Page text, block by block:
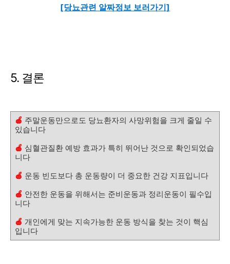
[당뇨관련 알짜정보 보러가기]
5. 결론
🍎 주말운동만으로도 당뇨환자의 사망위험을 크게 줄일 수
있습니다
🍎 심혈관질환 예방 효과가 특히 뛰어난 것으로 확인되었습
니다
🍎 운동 빈도보다 총 운동량이 더 중요한 건강 지표입니다
🍎 안전한 운동을 위해서는 준비운동과 정리운동이 필수입
니다
🍎 개인에게 맞는 지속가능한 운동 방식을 찾는 것이 핵심
입니다